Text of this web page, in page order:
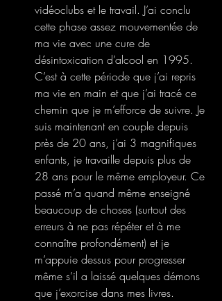
vidéoclubs et le travail. J’ai conclu
cette phase assez mouvementée de
ma vie avec une cure de
désintoxication d’alcool en 1995.
C’est à cette période que j’ai repris
ma vie en main et que j’ai tracé ce
chemin que je m’efforce de suivre. Je
suis maintenant en couple depuis
près de 20 ans, j’ai 3 magnifiques
enfants, je travaille depuis plus de
28 ans pour le même employeur. Ce
passé m’a quand même enseigné
beaucoup de choses (surtout des
erreurs à ne pas répéter et à me
connaître profondément) et je
m’appuie dessus pour progresser
même s’il a laissé quelques démons
que j’exorcise dans mes livres.